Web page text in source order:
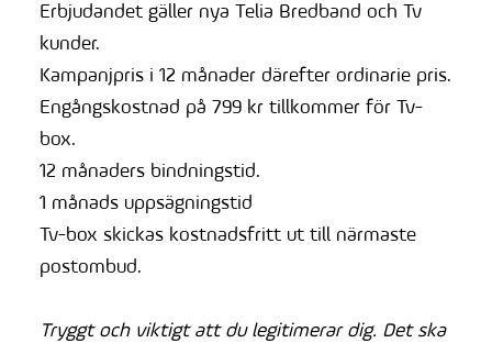
Erbjudandet gäller nya Telia Bredband och Tv
kunder.
Kampanjpris i 12 månader därefter ordinarie pris.
Engångskostnad på 799 kr tillkommer för Tv-
box.
12 månaders bindningstid.
1 månads uppsägningstid
Tv-box skickas kostnadsfritt ut till närmaste
postombud.
Tryggt och viktigt att du legitimerar dig. Det ska